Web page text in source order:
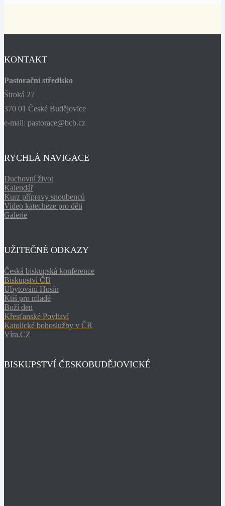
KONTAKT
Pastorační středisko
Široká 27
370 01 České Budějovice
e-mail: pastorace@bcb.cz
RYCHLÁ NAVIGACE
Duchovní život
Kalendář
Kurz přípravy snoubenců
Video katecheze pro děti
Galerie
UŽITEČNÉ ODKAZY
Česká biskupská konference
Biskupství ČB
Ubytování Hosín
Ktiš pro mladé
Boží den
Křesťanské Povltaví
Katolické bohoslužby v ČR
Víra.CZ
BISKUPSTVÍ ČESKOBUDĚJOVICKÉ